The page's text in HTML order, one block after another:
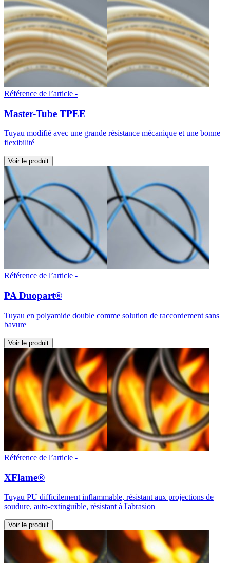
Référence de l’article -
Master-Tube TPEE
Tuyau modifié avec une grande résistance mécanique et une bonne
flexibilité
Voir le produit
Référence de l’article -
PA Duopart®
Tuyau en polyamide double comme solution de raccordement sans
bavure
Voir le produit
Référence de l’article -
XFlame®
Tuyau PU difficilement inflammable, résistant aux projections de
soudure, auto-extinguible, résistant à l'abrasion
Voir le produit